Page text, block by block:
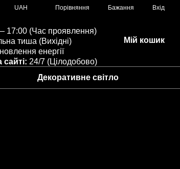
UAH Порівняння Бажання Вхід
17:00 (Час проявлення)
тиша (Вихідні)
енергії
24/7 (Цілодобово)
Мій кошик
Декоративне світло